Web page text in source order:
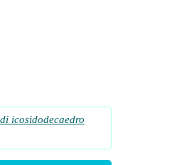
icosidodecaedro